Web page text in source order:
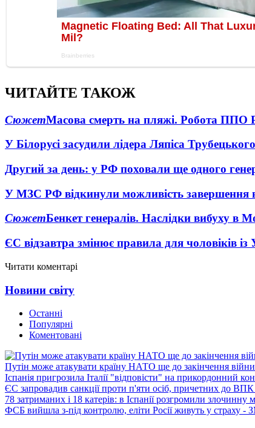
ЧИТАЙТЕ ТАКОЖ
СюжетМасова смерть на пляжі. Робота ППО
У Білорусі засудили лідера Ляпіса
Другий за день: у РФ поховали ще одного
У МЗС РФ відкинули можливість завершення
СюжетБенкет генералів. Наслідки вибуху в
ЄС відзавтра змінює правила для чоловіків із
Читати коментарі
Новини світу
Останні
Популярні
Коментовані
Путін може атакувати країну НАТО ще до закінчення
Іспанія пригрозила Італії "відповісти" на прикордонний
ЄС запровадив санкції проти п'яти осіб, причетних до ВПК
78 затриманих і 18 катерів: в Іспанії розгромили злочинну
ФСБ вийшла з-під контролю, еліти Росії живуть у страху -